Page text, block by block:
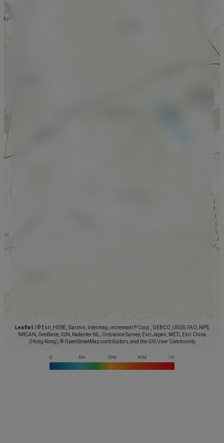
Leaflet
© Esri, HERE, Garmin, Intermap, increment P Corp., GEBCO, USGS, FAO, NPS,
NRCAN, GeoBase, IGN, Kadaster NL, Ordnance Survey, Esri Japan, METI, Esri China
(Hong Kong), © OpenStreetMap contributors, and the GIS User Community